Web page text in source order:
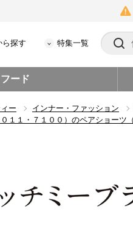
ら探す 特集一覧
ード
ー インナー・ファッション
１・７１００）のペアショーツ（